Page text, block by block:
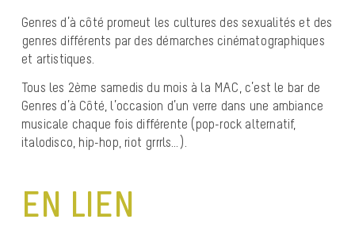
Genres d’à côté promeut les cultures des sexualités et des
genres différents par des démarches cinématographiques
et artistiques.
Tous les 2ème samedis du mois à la MAC, c’est le bar de
Genres d’à Côté, l’occasion d’un verre dans une ambiance
musicale chaque fois différente (pop-rock alternatif,
italodisco, hip-hop, riot grrrls…).
EN LIEN